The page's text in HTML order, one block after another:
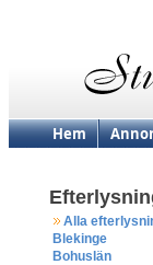
Hem
Alla
Blekinge
Bohuslän